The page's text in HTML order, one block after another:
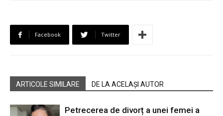
Facebook Twitter
ARTICOLE SIMILARE DE LA ACELAȘI AUTOR
Petrecerea de divorț a unei femei a